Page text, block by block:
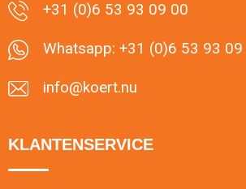
+31 (0)6 53 93 09 00
Whatsapp: +31 (0)6 53 93 09
info@koert.nu
KLANTENSERVICE